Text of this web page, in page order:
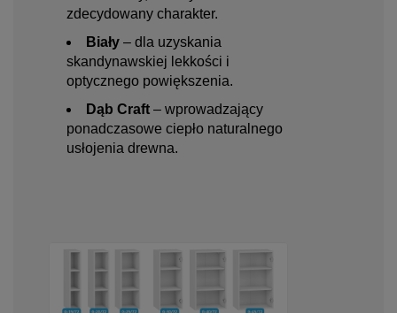
zdecydowany charakter.
Biały – dla uzyskania
skandynawskiej lekkości i
optycznego powiększenia.
Dąb Craft – wprowadzający
ponadczasowe ciepło naturalnego
usłojenia drewna.